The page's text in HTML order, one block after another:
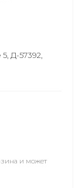
Д-57392,
и может